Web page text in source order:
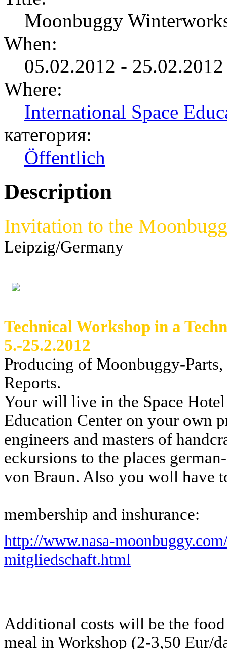
Moonbuggy
When:
05.02.2012 - 25.02.2012
Where:
International Space
категория:
Öffentlich
Description
Invitation to the
Leipzig/Germany
Technical Workshop in a
5.-25.2.2012
Producing of Moonbuggy-
Reports.
Your will live in the Space
Education Center on your own
engineers and masters of
eckursions to the places
von Braun. Also you woll have
membership and inshurance:
http://www.nasa-
mitgliedschaft.html
Additional costs will be the
meal in Workshop (2-3,50 Eur/